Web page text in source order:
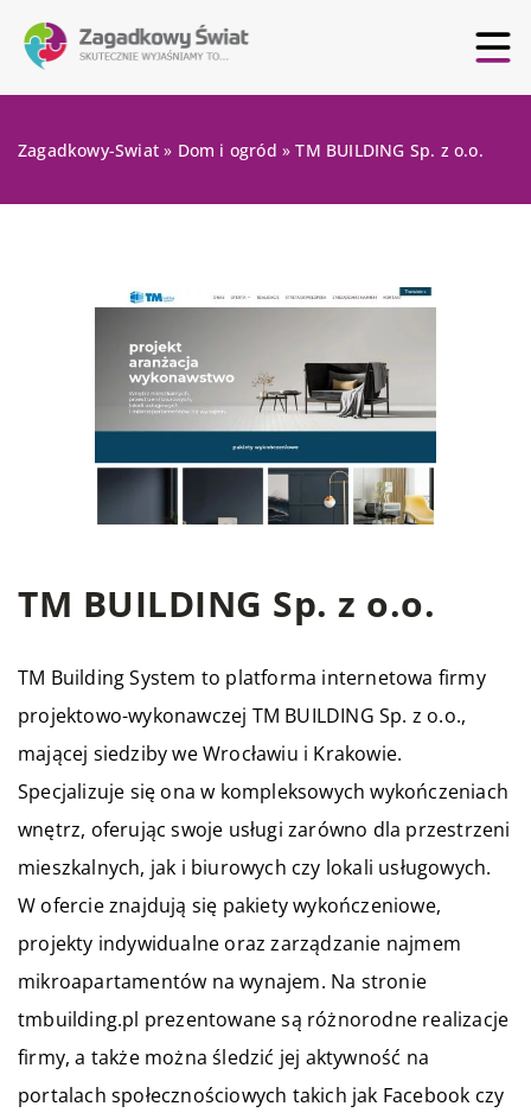
Zagadkowy-Swiat » Dom i ogród »TM BUILDING Sp. z o.o.
TM BUILDING Sp. z o.o.
TM Building System to platforma internetowa firmy
projektowo-wykonawczej TM BUILDING Sp. z o.o.,
mającej siedziby we Wrocławiu i Krakowie.
Specjalizuje się ona w kompleksowych wykończeniach
wnętrz, oferując swoje usługi zarówno dla przestrzeni
mieszkalnych, jak i biurowych czy lokali usługowych.
W ofercie znajdują się pakiety wykończeniowe,
projekty indywidualne oraz zarządzanie najmem
mikroapartamentów na wynajem. Na stronie
tmbuilding.pl prezentowane są różnorodne realizacje
firmy, a także można śledzić jej aktywność na
portalach społecznościowych takich jak Facebook czy